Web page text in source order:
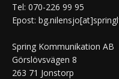
Tel: 070-226 99 95
Epost:
Spring Kommunikation AB
Görslövsvägen 8
263 71 Jonstorp